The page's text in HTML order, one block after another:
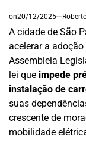
on20/12/2025
A cidade de São
acelerar a
Assembleia
lei que impede
instalação de
suas
crescente de
mobilidade